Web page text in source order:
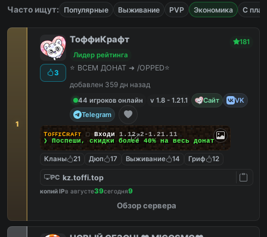
Часто ищут: Популярные Выживание PVP Экономика С
1
3
ТоффиКрафт
181
Лидер рейтинга
⭐ ВСЕМ ДОНАТ ➜ /OPPED⭐
добавлен 359 дн назад
44 игроков онлайн
v 1.8 - 1.21.1 Сайт
VK
Telegram
TᴏꜰꜰɪCʀᴀꜰᴛ ▢ Входи 1.12.2-1.21.11
❯ Поспеши, скидки более 40%на весь донат
Кланы 21 Дюп 17 Выживание 14 Гриф 12
PC kz.toffi.top
копий IPв августе39сегодня9
Обзор сервера